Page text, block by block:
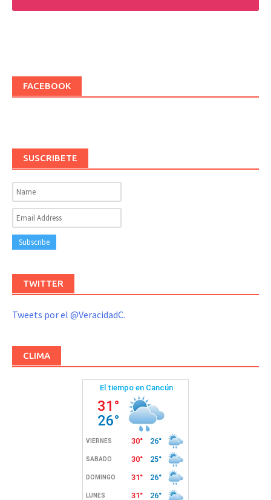
FACEBOOK
SUSCRIBETE
TWITTER
Tweets por el @VeracidadC.
CLIMA